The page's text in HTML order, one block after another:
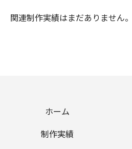
関連制作実績はまだありません。
ホーム
制作実績